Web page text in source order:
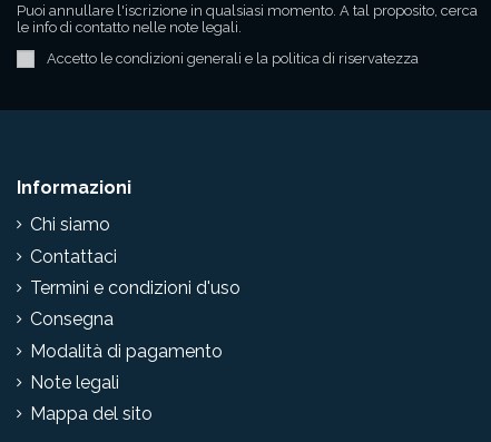
Puoi annullare l'iscrizione in qualsiasi momento. A tal proposito, cerca
le info di contatto nelle note legali.
Accetto le condizioni generali e la politica di riservatezza
Informazioni
Chi siamo
Contattaci
Termini e condizioni d'uso
Consegna
Modalità di pagamento
Note legali
Mappa del sito